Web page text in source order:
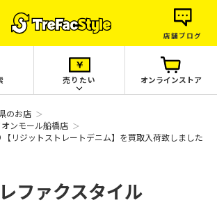
店舗ブログ
売りたい オンラインストア
のお店
ンモール船橋店
【リジットストレートデニム】を買取入荷致しました
ファクスタイル